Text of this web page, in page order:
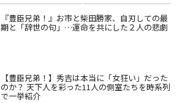
『豊臣兄弟！』お市と柴田勝家、自刃しての最
期と「辞世の句」…運命を共にした２人の悲劇
【豊臣兄弟！】秀吉は本当に「女狂い」だった
のか？ 天下人を彩った11人の側室たちを時系列
で一挙紹介